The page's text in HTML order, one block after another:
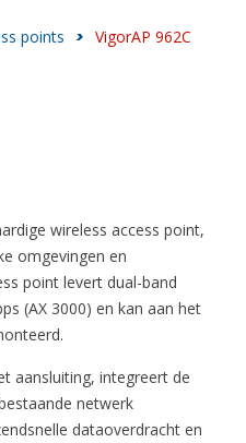
points > VigorAP 962C
wireless access point,
omgevingen en
point levert dual-band
(AX 3000) en kan aan het
aansluiting, integreert de
netwerk
dataoverdracht en